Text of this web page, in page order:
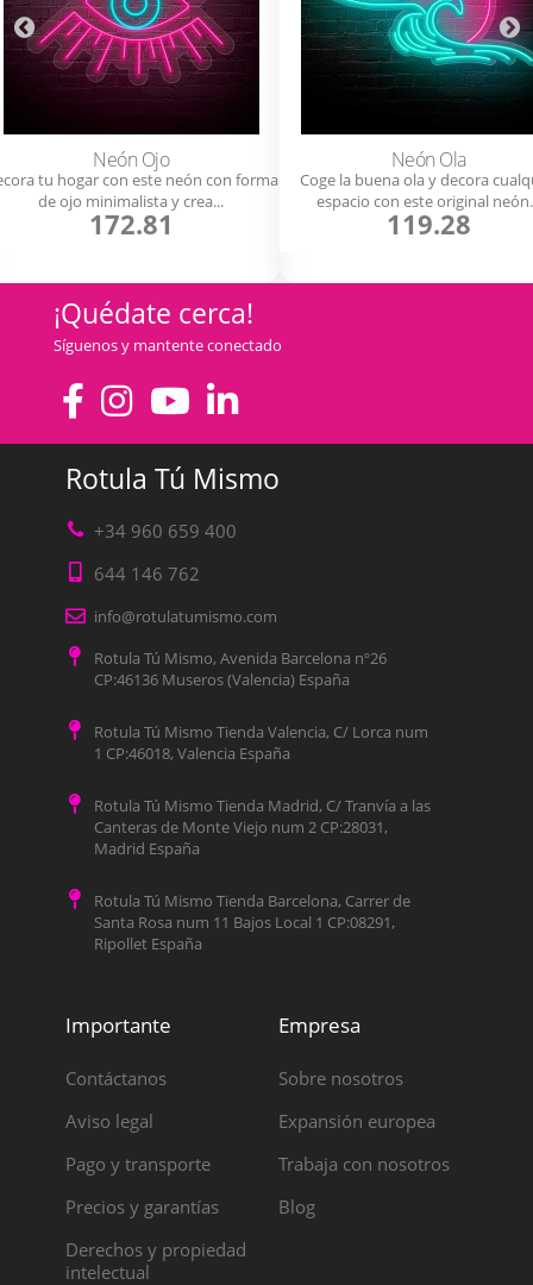
Neón Ojo
tu hogar con este neón con forma
de ojo minimalista y crea...
172.81
Neón Ola
Coge la buena ola y decora
espacio con este original
119.28
¡Quédate cerca!
Síguenos y mantente conectado
Rotula Tú Mismo
+34 960 659 400
644 146 762
info@rotulatumismo.com
Rotula Tú Mismo, Avenida Barcelona nº26
CP:46136 Museros (Valencia) España
Rotula Tú Mismo Tienda Valencia, C/ Lorca num
1 CP:46018, Valencia España
Rotula Tú Mismo Tienda Madrid, C/ Tranvía a las
Canteras de Monte Viejo num 2 CP:28031,
Madrid España
Rotula Tú Mismo Tienda Barcelona, Carrer de
Santa Rosa num 11 Bajos Local 1 CP:08291,
Ripollet España
Importante
Contáctanos
Aviso legal
Pago y transporte
Precios y garantías
Derechos y propiedad
intelectual
Empresa
Sobre nosotros
Expansión europea
Trabaja con nosotros
Blog